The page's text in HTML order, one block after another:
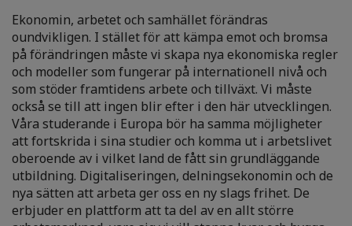
Ekonomin, arbetet och samhället förändras
oundvikligen. I stället för att kämpa emot och bromsa
på förändringen måste vi skapa nya ekonomiska regler
och modeller som fungerar på internationell nivå och
som stöder framtidens arbete och tillväxt. Vi måste
också se till att ingen blir efter i den här utvecklingen.
Våra studerande i Europa bör ha samma möjligheter
att fortskrida i sina studier och komma ut i arbetslivet
oberoende av i vilket land de fått sin grundläggande
utbildning. Digitaliseringen, delningsekonomin och de
nya sätten att arbeta ger oss en ny slags frihet. De
erbjuder en plattform att ta del av en allt större